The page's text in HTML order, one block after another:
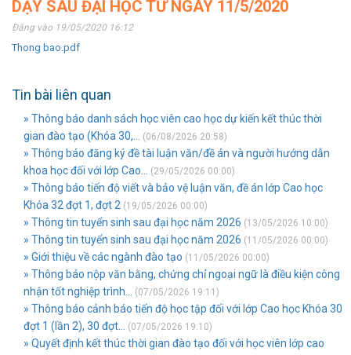
DẠY SAU ĐẠI HỌC TỪ NGÀY 11/5/2020
Đăng vào 19/05/2020 16:12
Thong bao.pdf
Tin bài liên quan
» Thông báo danh sách học viên cao học dự kiến kết thúc thời
gian đào tạo (Khóa 30,...
(06/08/2026 20:58)
» Thông báo đăng ký đề tài luận văn/đề án và người hướng dẫn
khoa học đối với lớp Cao...
(29/05/2026 00:00)
» Thông báo tiến độ viết và bảo vệ luận văn, đề án lớp Cao học
Khóa 32 đợt 1, đợt 2 (19/05/2026 00:00)
» Thông tin tuyển sinh sau đại học năm 2026 (13/05/2026 10:00)
» Thông tin tuyển sinh sau đại học năm 2026 (11/05/2026 00:00)
» Giới thiệu về các ngành đào tạo (11/05/2026 00:00)
» Thông báo nộp văn bằng, chứng chỉ ngoại ngữ là điều kiện công
nhận tốt nghiệp trình...
(07/05/2026 19:11)
» Thông báo cảnh báo tiến độ học tập đối với lớp Cao học Khóa 30
đợt 1 (lần 2), 30 đợt...
(07/05/2026 19:10)
» Quyết định kết thúc thời gian đào tạo đối với học viên lớp cao